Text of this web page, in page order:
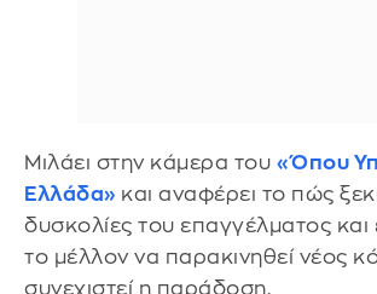
Μιλάει στην κάμερα του «Όπου
Ελλάδα» και αναφέρει το πώς
δυσκολίες του επαγγέλματος και
το μέλλον να παρακινηθεί νέος
συνεχιστεί η παράδοση.